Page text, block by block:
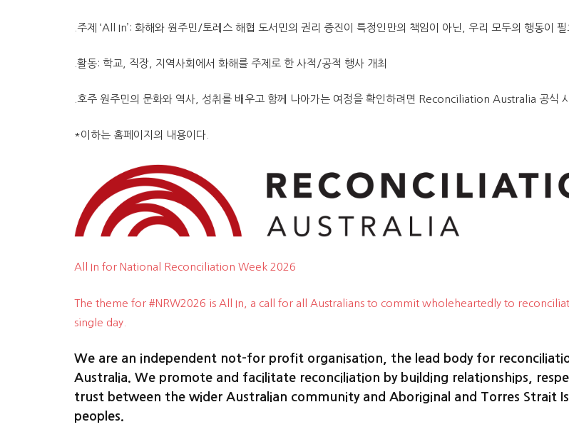
.주제 ‘All In’: 화해와 원주민/토레스 해협 도서민의 권리 증진이 특정인만의 책임이 아닌, 우리 모두의 행동이
.활동: 학교, 직장, 지역사회에서 화해를 주제로 한 사적/공적 행사 개최
.호주 원주민의 문화와 역사, 성취를 배우고 함께 나아가는 여정을 확인하려면 Reconciliation Australia 공식
*이하는 홈페이지의 내용이다.
All In for National Reconciliation Week 2026
The theme for #NRW2026 is All In, a call for all Australians to commit wholeheartedly to
single day.
We are an independent not-for profit organisation, the lead body for
Australia. We promote and facilitate reconciliation by building relationships,
trust between the wider Australian community and Aboriginal and Torres Strait
peoples.